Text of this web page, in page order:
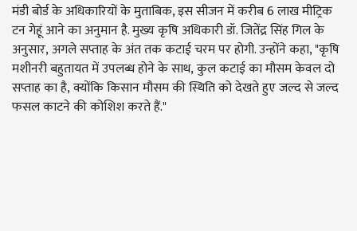
मंडी बोर्ड के अधिकारियों के मुताबिक,इस सीजन में करीब6लाख मीट्रिक
टन गेहूं आने का अनुमान है. मुख्य कृषि अधिकारी डॉ. जितेंद्र सिंह गिल के
अनुसार, अगले सप्ताह के अंत तक कटाई चरम पर होगी. उन्होंने कहा, "कृषि
मशीनरी बहुतायत में उपलब्ध होने के साथ, कुल कटाई का मौसम केवल दो
सप्ताह का है, क्योंकि किसान मौसम की स्थिति को देखते हुए जल्द से जल्द
फसल काटने की कोशिश करते हैं."